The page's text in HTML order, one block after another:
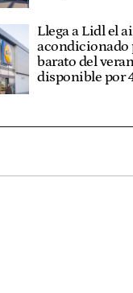
Llega a Lidl el
acondicionado
barato del
disponible por